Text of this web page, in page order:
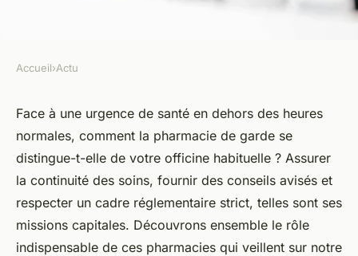
Quelles sont les missions
d'une pharmacie de garde ?
Noémie•18 avril 2024•2 min de lecture
Accueil›Actu
Face à une urgence de santé en dehors des heures
normales, comment la pharmacie de garde se
distingue-t-elle de votre officine habituelle ? Assurer
la continuité des soins, fournir des conseils avisés et
respecter un cadre réglementaire strict, telles sont ses
missions capitales. Découvrons ensemble le rôle
indispensable de ces pharmacies qui veillent sur notre